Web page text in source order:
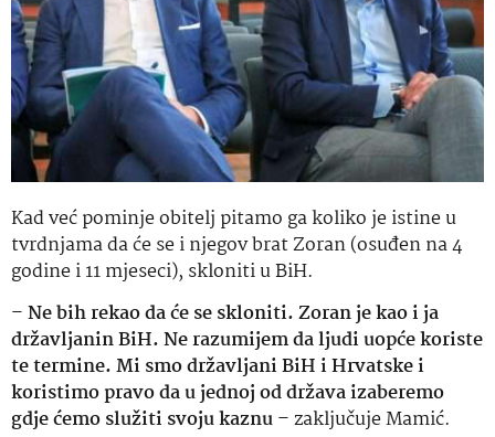
Kad već pominje obitelj pitamo ga koliko je istine u
tvrdnjama da će se i njegov brat Zoran (osuđen na 4
godine i 11 mjeseci), skloniti u BiH.
–Ne bih rekao da će se skloniti. Zoran je kao i ja
državljanin BiH. Ne razumijem da ljudi uopće koriste
te termine. Mi smo državljani BiH i Hrvatske i
koristimo pravo da u jednoj od država izaberemo
gdje ćemo služiti svoju kaznu– zaključuje Mamić.